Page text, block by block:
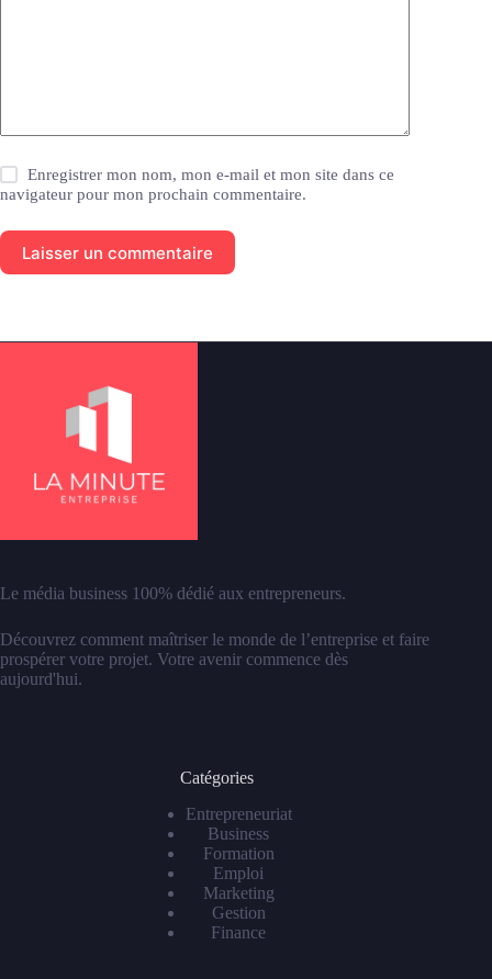
Enregistrer mon nom, mon e-mail et mon site dans ce
navigateur pour mon prochain commentaire.
Laisser un commentaire
Le média business 100% dédié aux entrepreneurs.
Découvrez comment maîtriser le monde de l’entreprise et faire
prospérer votre projet. Votre avenir commence dès
aujourd'hui.
Catégories
Entrepreneuriat
Business
Formation
Emploi
Marketing
Gestion
Finance